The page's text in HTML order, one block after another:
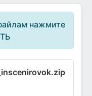
нажмите